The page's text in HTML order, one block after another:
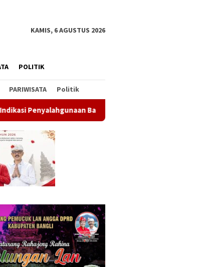
KAMIS, 6 AGUSTUS 2026
POLITIK
PARIWISATA Politik
Barang Sitaan Rahina Tumpek Krulut,